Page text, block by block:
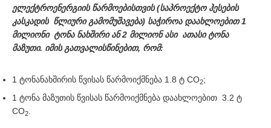
ელექტროენერგიის წარმოებისთვის (საპროექტო ჰესების
კასკადის წლიური გამომუშავება) საჭიროა დაახლოებით 1
მილიონი ტონა ნახშირი ან 2 მილიონ ასი ათასი ტონა
მაზუთი. იმის გათვალისწინებით, რომ:
1 ტონანახშირის წვისას წარმოიქმნება 1.8 ტ CO2;
1 ტონა მაზუთის წვისას წარმოიქმნება დაახლოებით 3.2 ტ
CO2